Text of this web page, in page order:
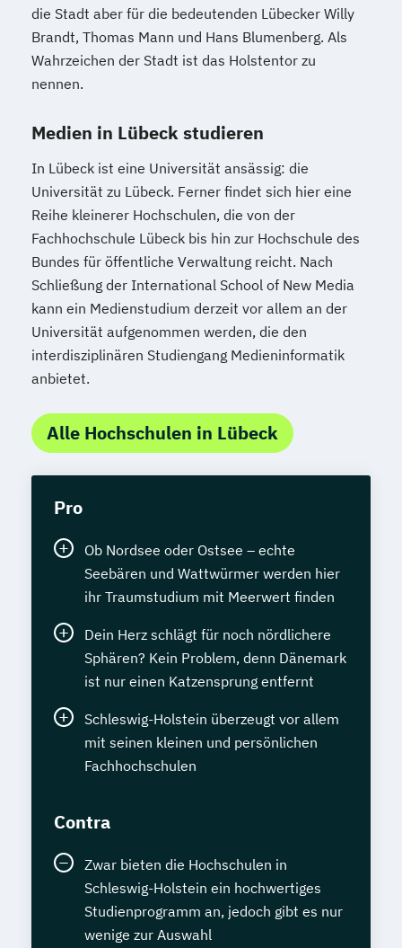
die Stadt aber für die bedeutenden Lübecker Willy
Brandt, Thomas Mann und Hans Blumenberg. Als
Wahrzeichen der Stadt ist das Holstentor zu
nennen.
Medien in Lübeck studieren
In Lübeck ist eine Universität ansässig: die
Universität zu Lübeck. Ferner findet sich hier eine
Reihe kleinerer Hochschulen, die von der
Fachhochschule Lübeck bis hin zur Hochschule des
Bundes für öffentliche Verwaltung reicht. Nach
Schließung der International School of New Media
kann ein Medienstudium derzeit vor allem an der
Universität aufgenommen werden, die den
interdisziplinären Studiengang Medieninformatik
anbietet.
Alle Hochschulen in Lübeck
Pro
Ob Nordsee oder Ostsee – echte
Seebären und Wattwürmer werden hier
ihr Traumstudium mit Meerwert finden
Dein Herz schlägt für noch nördlichere
Sphären? Kein Problem, denn Dänemark
ist nur einen Katzensprung entfernt
Schleswig-Holstein überzeugt vor allem
mit seinen kleinen und persönlichen
Fachhochschulen
Contra
Zwar bieten die Hochschulen in
Schleswig-Holstein ein hochwertiges
Studienprogramm an, jedoch gibt es nur
wenige zur Auswahl